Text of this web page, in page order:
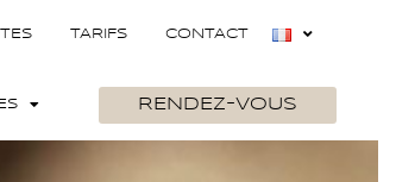
TARIFS CONTACT
RENDEZ-VOUS